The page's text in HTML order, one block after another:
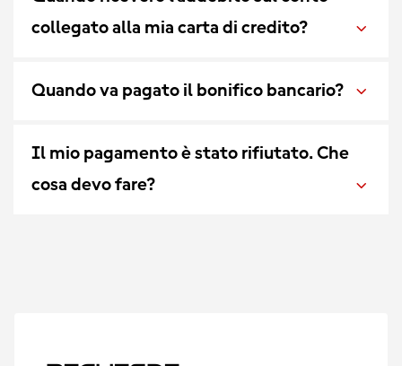
collegato alla mia carta di credito?
Quando va pagato il bonifico bancario?
Il mio pagamento è stato rifiutato. Che
cosa devo fare?